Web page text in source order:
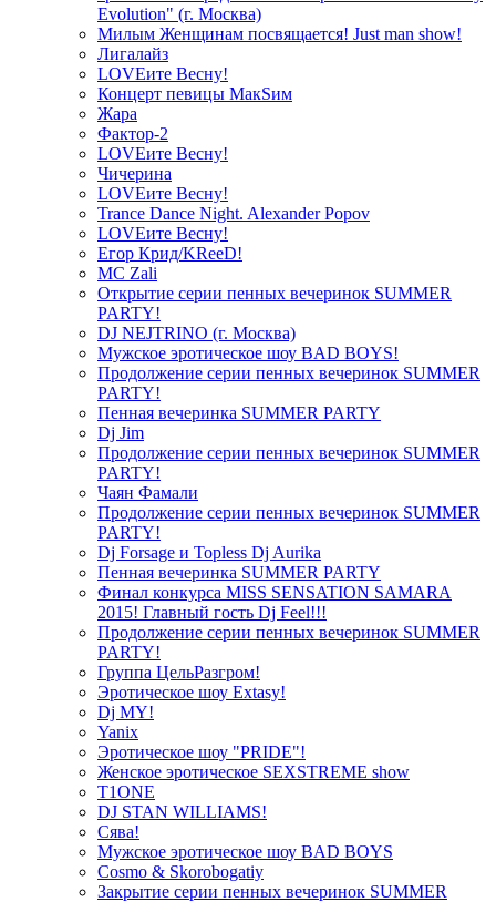
Evolution" (г. Москва)
Милым Женщинам посвящается! Just man show!
Лигалайз
LOVEите Весну!
Концерт певицы МакSим
Жара
Фактор-2
LOVEите Весну!
Чичерина
LOVEите Весну!
Trance Dance Night. Alexander Popov
LOVEите Весну!
Егор Крид/KReeD!
MC Zali
Открытие серии пенных вечеринок SUMMER
PARTY!
DJ NEJTRINO (г. Москва)
Мужское эротическое шоу BAD BOYS!
Продолжение серии пенных вечеринок SUMMER
PARTY!
Пенная вечеринка SUMMER PARTY
Dj Jim
Продолжение серии пенных вечеринок SUMMER
PARTY!
Чаян Фамали
Продолжение серии пенных вечеринок SUMMER
PARTY!
Dj Forsage и Topless Dj Aurika
Пенная вечеринка SUMMER PARTY
Финал конкурса MISS SENSATION SAMARA
2015! Главный гость Dj Feel!!!
Продолжение серии пенных вечеринок SUMMER
PARTY!
Группа ЦельРазгром!
Эротическое шоу Extasy!
Dj MY!
Yanix
Эротическое шоу "PRIDE"!
Женское эротическое SEXSTREME show
T1ONE
DJ STAN WILLIAMS!
Сява!
Мужское эротическое шоу BAD BOYS
Cosmo & Skorobogatiy
Закрытие серии пенных вечеринок SUMMER